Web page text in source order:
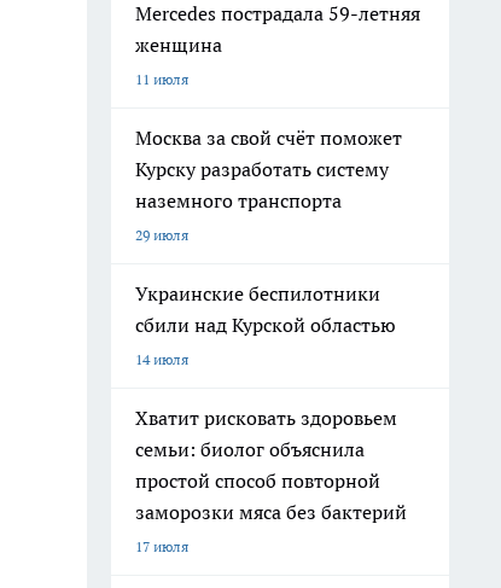
Mercedes пострадала 59-летняя
женщина
11 июля
Москва за свой счёт поможет
Курску разработать систему
наземного транспорта
29 июля
Украинские беспилотники
сбили над Курской областью
14 июля
Хватит рисковать здоровьем
семьи: биолог объяснила
простой способ повторной
заморозки мяса без бактерий
17 июля